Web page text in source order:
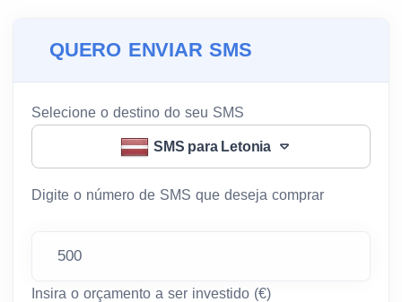
QUERO ENVIAR SMS
Selecione o destino do seu SMS
SMS para Letonia
Digite o número de SMS que deseja comprar
Insira o orçamento a ser investido (€)